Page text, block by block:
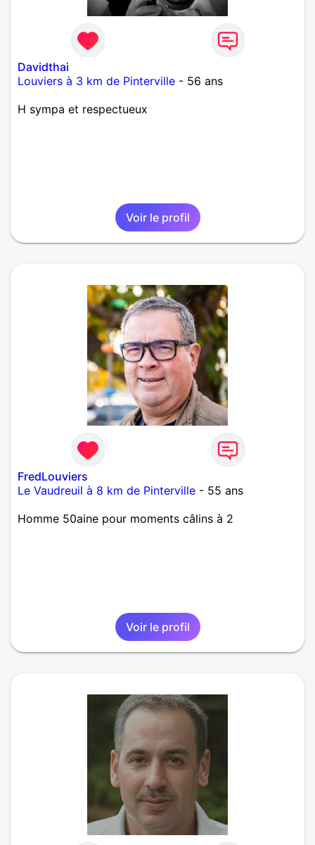
Davidthai
Louviers à 3 km de Pinterville - 56 ans
H sympa et respectueux
Voir le profil
FredLouviers
Le Vaudreuil à 8 km de Pinterville - 55 ans
Homme 50aine pour moments câlins à 2
Voir le profil